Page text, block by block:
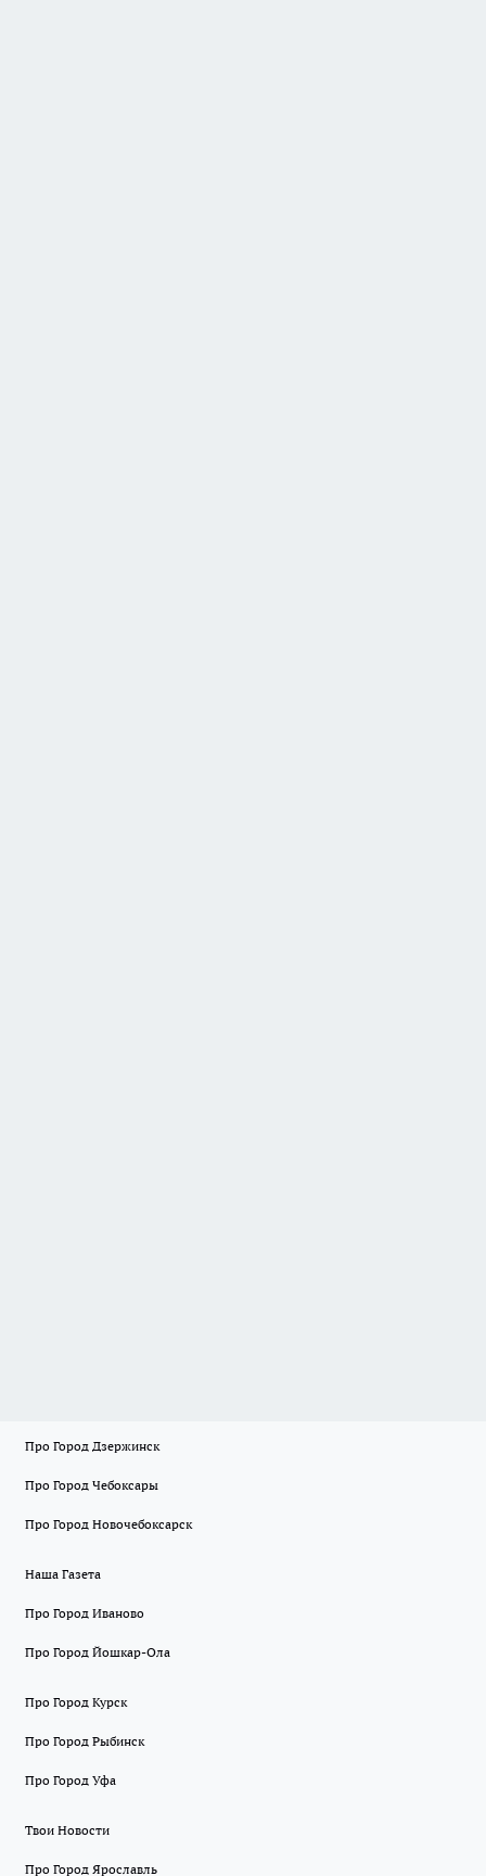
Про Город Дзержинск
Про Город Чебоксары
Про Город Новочебоксарск
Наша Газета
Про Город Иваново
Про Город Йошкар-Ола
Про Город Курск
Про Город Рыбинск
Про Город Уфа
Твои Новости
Про Город Ярославль